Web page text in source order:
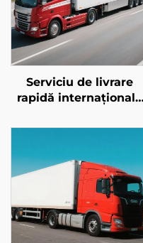
Serviciu de livrare
rapidă internațională